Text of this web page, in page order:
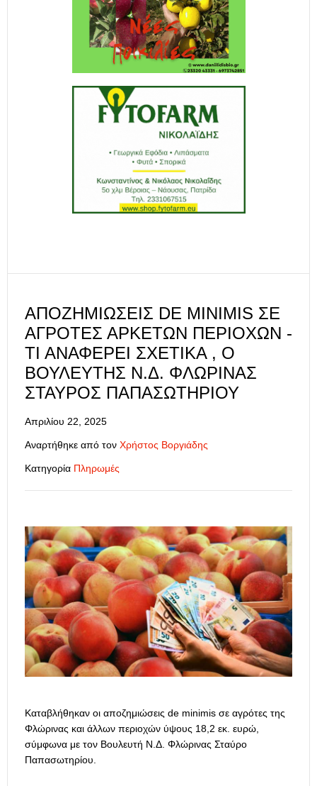
ΑΠΟΖΗΜΙΏΣΕΙΣ DE MINIMIS ΣΕ
ΑΓΡΌΤΕΣ ΑΡΚΕΤΏΝ ΠΕΡΙΟΧΏΝ -
ΤΙ ΑΝΑΦΈΡΕΙ ΣΧΕΤΙΚΆ , Ο
ΒΟΥΛΕΥΤΉΣ Ν.Δ. ΦΛΏΡΙΝΑΣ
ΣΤΑΎΡΟΣ ΠΑΠΑΣΩΤΗΡΊΟΥ
Απριλίου 22, 2025
Αναρτήθηκε από τον Χρήστος Βοργιάδης
Κατηγορία Πληρωμές
Καταβλήθηκαν οι αποζημιώσεις de minimis σε αγρότες της
Φλώρινας και άλλων περιοχών ύψους 18,2 εκ. ευρώ,
σύμφωνα με τον Βουλευτή Ν.Δ. Φλώρινας Σταύρο
Παπασωτηρίου.